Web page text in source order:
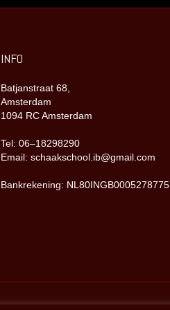
INFO
Batjanstraat 68,
Amsterdam
1094 RC Amsterdam
Tel: 06–18298290
Email: schaakschool.ib@gmail.com
Bankrekening: NL80INGB0005278775